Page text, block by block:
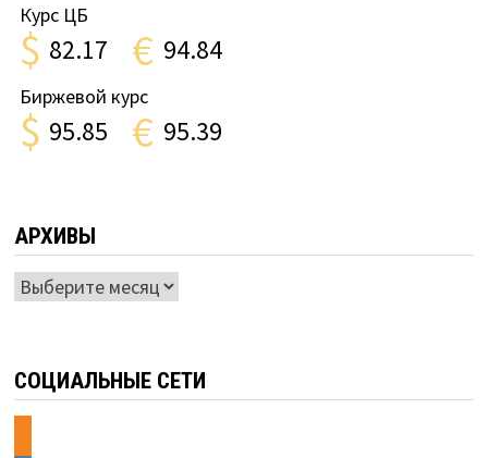
Курс ЦБ
$ 82.17 € 94.84
Биржевой курс
$ 95.85 € 95.39
АРХИВЫ
Архивы
СОЦИАЛЬНЫЕ СЕТИ